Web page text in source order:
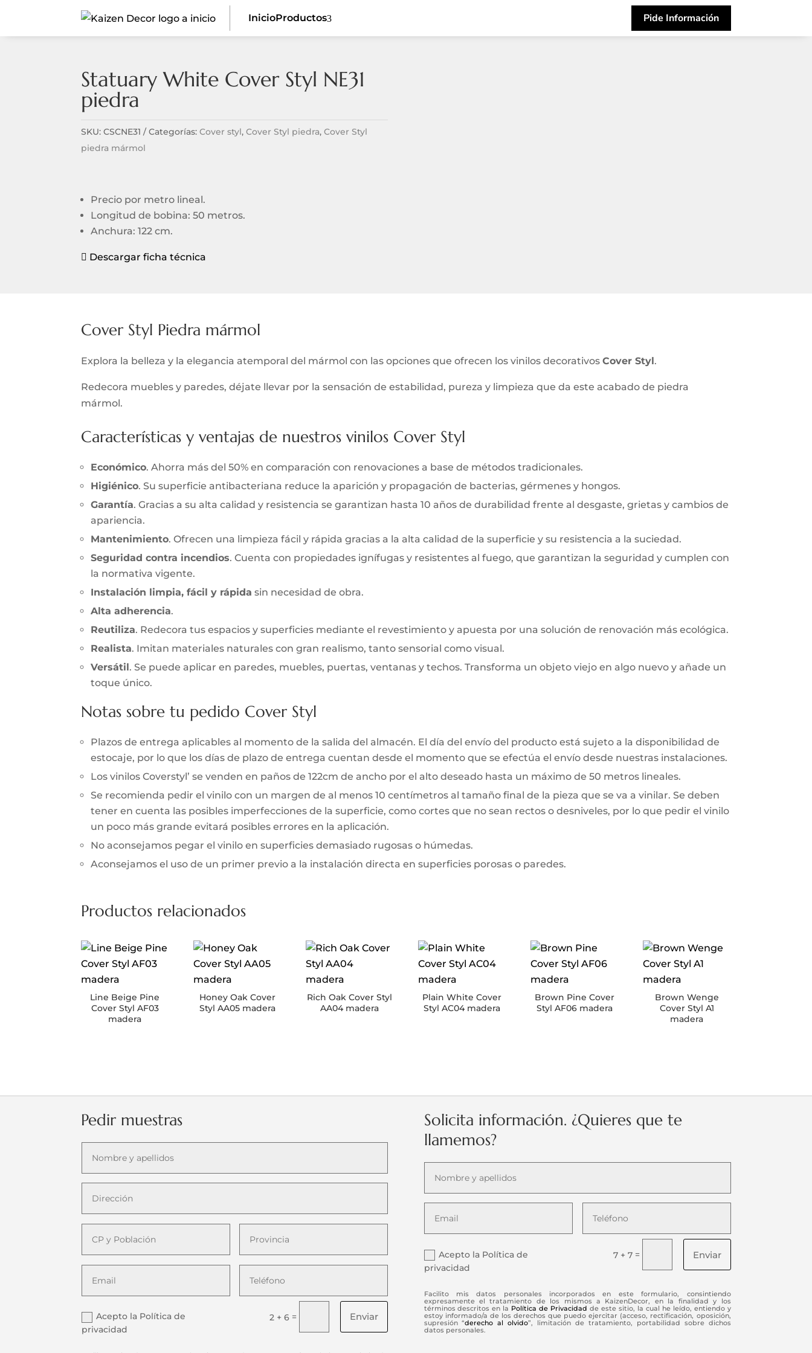
InicioProductos3 Pide Información
Statuary White Cover Styl NE31
piedra
SKU:CSCNE31 Categorías:Cover styl,Cover Styl piedra,Cover Styl
piedra mármol
Precio por metro lineal.
Longitud de bobina: 50 metros.
Anchura: 122 cm.
 Descargar ficha técnica
Cover Styl Piedra mármol
Explora la belleza y la elegancia atemporal del mármol con las opciones que ofrecen los vinilos decorativosCover Styl.
Redecora muebles y paredes, déjate llevar por la sensación de estabilidad, pureza y limpieza que da este acabado de piedra
mármol.
Características y ventajas de nuestros vinilos Cover Styl
Económico. Ahorra más del 50% en comparación con renovaciones a base de métodos tradicionales.
Higiénico. Su superficie antibacteriana reduce la aparición y propagación de bacterias, gérmenes y hongos.
Garantía. Gracias a su alta calidad y resistencia se garantizan hasta 10 años de durabilidad frente al desgaste, grietas y cambios de
apariencia.
Mantenimiento. Ofrecen una limpieza fácil y rápida gracias a la alta calidad de la superficie y su resistencia a la suciedad.
Seguridad contra incendios. Cuenta con propiedades ignífugas y resistentes al fuego, que garantizan la seguridad y cumplen con
la normativa vigente.
Instalación limpia, fácil y rápida sin necesidad de obra.
Alta adherencia.
Reutiliza. Redecora tus espacios y superficies mediante el revestimiento y apuesta por una solución de renovación más ecológica.
Realista. Imitan materiales naturales con gran realismo, tanto sensorial como visual.
Versátil . Se puede aplicar en paredes, muebles, puertas, ventanas y techos. Transforma un objeto viejo en algo nuevo y añade un
toque único.
Notas sobre tu pedido Cover Styl
Plazos de entrega aplicables al momento de la salida del almacén. El día del envío del producto está sujeto a la disponibilidad de
estocaje, por lo que los días de plazo de entrega cuentan desde el momento que se efectúa el envío desde nuestras instalaciones.
Los vinilos Coverstyl’ se venden en paños de 122cm de ancho por el alto deseado hasta un máximo de 50 metros lineales.
Se recomienda pedir el vinilo con un margen de al menos 10 centímetros al tamaño final de la pieza que se va a vinilar. Se deben
tener en cuenta las posibles imperfecciones de la superficie, como cortes que no sean rectos o desniveles, por lo que pedir el vinilo
un poco más grande evitará posibles errores en la aplicación.
No aconsejamos pegar el vinilo en superficies demasiado rugosas o húmedas.
Aconsejamos el uso de un primer previo a la instalación directa en superficies porosas o paredes.
Productos relacionados
Line Beige Pine
Cover Styl AF03
madera
Honey Oak Cover
Styl AA05 madera
Rich Oak Cover Styl
AA04 madera
Plain White Cover
Styl AC04 madera
Brown Pine Cover
Styl AF06 madera
Brown Wenge
Cover Styl A1
madera
Pedir muestras
Acepto la Política de
privacidad
2 + 6 = Enviar
Solicita información. ¿Quieres que te
llamemos?
Acepto la Política de
privacidad
7 + 7= Enviar
Facilito mis datos personales incorporados en este formulario, consintiendo
expresamente el tratamiento de los mismos a KaizenDecor, en la finalidad y los
términos descritos en la Política de Privacidad de este sitio, la cual he leído, entiendo y
estoy informado/a de los derechos que puedo ejercitar (acceso, rectificación, oposición,
supresión “derecho al olvido”, limitación de tratamiento, portabilidad sobre dichos
datos personales.